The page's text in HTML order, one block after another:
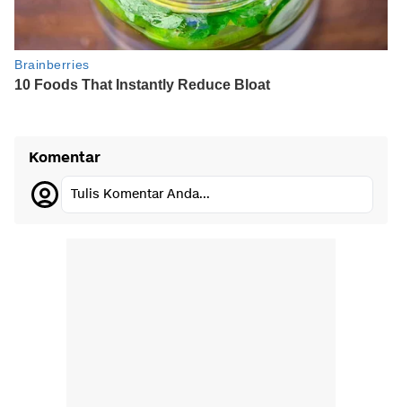
Komentar
Tulis Komentar Anda...